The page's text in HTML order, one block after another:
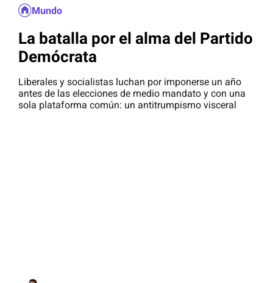
Mundo
La batalla por el alma del Partido
Demócrata
Liberales y socialistas luchan por imponerse un año
antes de las elecciones de medio mandato y con una
sola plataforma común: un antitrumpismo visceral